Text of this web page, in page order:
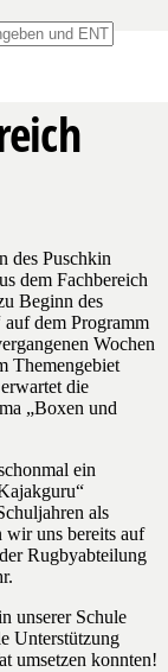
des Puschkin
dem Fachbereich
Beginn des
dem Programm
Wochen
Themengebiet
die
„Boxen und
ein
als
wir uns bereits auf
Rugbyabteilung
unserer Schule
Unterstützung
umsetzen konnten!